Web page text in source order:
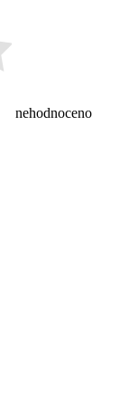
nehodnoceno